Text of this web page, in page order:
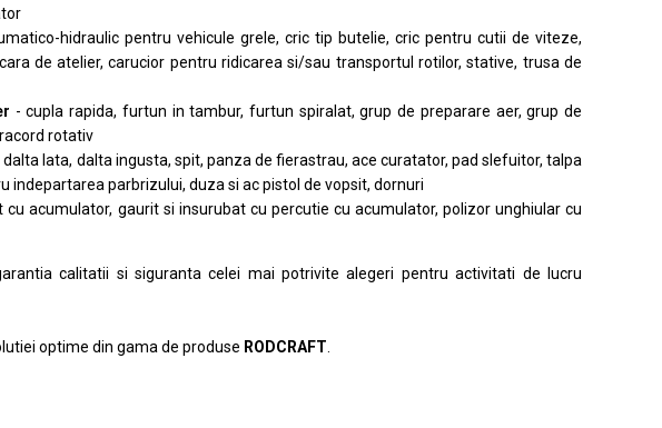
hidraulic pentru vehicule grele, cric tip butelie, cric pentru cutii de viteze,
de atelier, carucior pentru ridicarea si/sau transportul rotilor, stative, trusa de
- cupla rapida, furtun in tambur, furtun spiralat, grup de preparare aer, grup de
rotativ
lata, dalta ingusta, spit, panza de fierastrau, ace curatator, pad slefuitor, talpa
parbrizului, duza si ac pistol de vopsit, dornuri
cu acumulator, gaurit si insurubat cu percutie cu acumulator, polizor unghiular cu
calitatii si siguranta celei mai potrivite alegeri pentru activitati de lucru
optime din gama de produse RODCRAFT